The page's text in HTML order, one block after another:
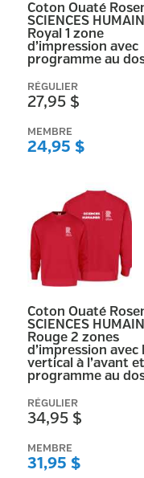
Coton Ouaté
SCIENCES
Royal 1 zone
d’impression avec
programme au
RÉGULIER
27,95 $
MEMBRE
24,95 $
Coton Ouaté
SCIENCES
Rouge 2 zones
d’impression avec
vertical à l’avant et
programme au
RÉGULIER
34,95 $
MEMBRE
31,95 $